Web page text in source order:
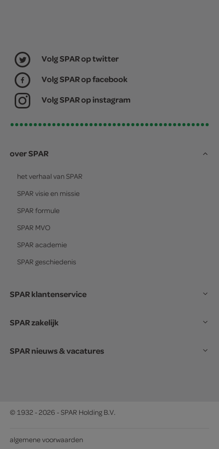
Volg SPAR op twitter
Volg SPAR op facebook
Volg SPAR op instagram
over SPAR
het verhaal van SPAR
SPAR visie en missie
SPAR formule
SPAR MVO
SPAR academie
SPAR geschiedenis
SPAR klantenservice
SPAR zakelijk
SPAR nieuws & vacatures
© 1932 - 2026 - SPAR Holding B.V.
algemene voorwaarden